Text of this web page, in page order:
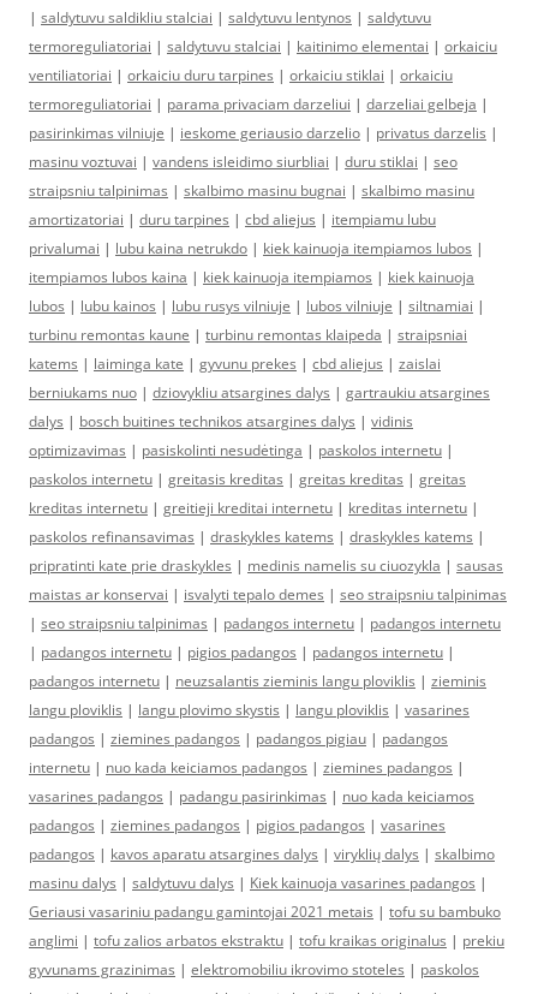
| saldytuvu saldikliu stalciai | saldytuvu lentynos | saldytuvu
termoreguliatoriai | saldytuvu stalciai | kaitinimo elementai | orkaiciu
ventiliatoriai | orkaiciu duru tarpines | orkaiciu stiklai | orkaiciu
termoreguliatoriai | parama privaciam darzeliui | darzeliai gelbeja |
pasirinkimas vilniuje | ieskome geriausio darzelio | privatus darzelis |
masinu voztuvai | vandens isleidimo siurbliai | duru stiklai | seo
straipsniu talpinimas | skalbimo masinu bugnai | skalbimo masinu
amortizatoriai | duru tarpines | cbd aliejus | itempiamu lubu
privalumai | lubu kaina netrukdo | kiek kainuoja itempiamos lubos |
itempiamos lubos kaina | kiek kainuoja itempiamos | kiek kainuoja
lubos | lubu kainos | lubu rusys vilniuje | lubos vilniuje | siltnamiai |
turbinu remontas kaune | turbinu remontas klaipeda | straipsniai
katems | laiminga kate | gyvunu prekes | cbd aliejus | zaislai
berniukams nuo | dziovykliu atsargines dalys | gartraukiu atsargines
dalys | bosch buitines technikos atsargines dalys | vidinis
optimizavimas | pasiskolinti nesudėtinga | paskolos internetu |
paskolos internetu | greitasis kreditas | greitas kreditas | greitas
kreditas internetu | greitieji kreditai internetu | kreditas internetu |
paskolos refinansavimas | draskykles katems | draskykles katems |
pripratinti kate prie draskykles | medinis namelis su ciuozykla | sausas
maistas ar konservai | isvalyti tepalo demes | seo straipsniu talpinimas
| seo straipsniu talpinimas | padangos internetu | padangos internetu
| padangos internetu | pigios padangos | padangos internetu |
padangos internetu | neuzsalantis zieminis langu ploviklis | zieminis
langu ploviklis | langu plovimo skystis | langu ploviklis | vasarines
padangos | ziemines padangos | padangos pigiau | padangos
internetu | nuo kada keiciamos padangos | ziemines padangos |
vasarines padangos | padangu pasirinkimas | nuo kada keiciamos
padangos | ziemines padangos | pigios padangos | vasarines
padangos | kavos aparatu atsargines dalys | viryklių dalys | skalbimo
masinu dalys | saldytuvu dalys | Kiek kainuoja vasarines padangos |
Geriausi vasariniu padangu gamintojai 2021 metais | tofu su bambuko
anglimi | tofu zalios arbatos ekstraktu | tofu kraikas originalus | prekiu
gyvunams grazinimas | elektromobiliu ikrovimo stoteles | paskolos